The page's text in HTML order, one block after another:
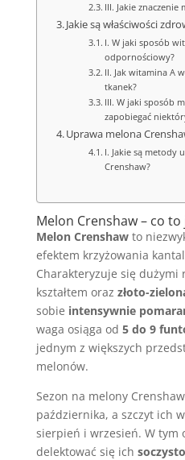
III. Jakie znaczenie
Jakie są właściwości
I. W jaki sposób
odpornościowy?
II. Jak witamina A
tkanek?
III. W jaki sposób
zapobiegać
Uprawa melona
I. Jakie są metody
Crenshaw?
Melon Crenshaw – co to
Melon Crenshawto
efektem krzyżowania
Charakteryzuje się dużymi
kształtem oraz złoto-
sobie intensywnie
waga osiąga od 5 do 9
jednym z większych
melonów.
Sezon na melony
października, a szczyt ich
sierpień i wrzesień. W tym
delektować się ich